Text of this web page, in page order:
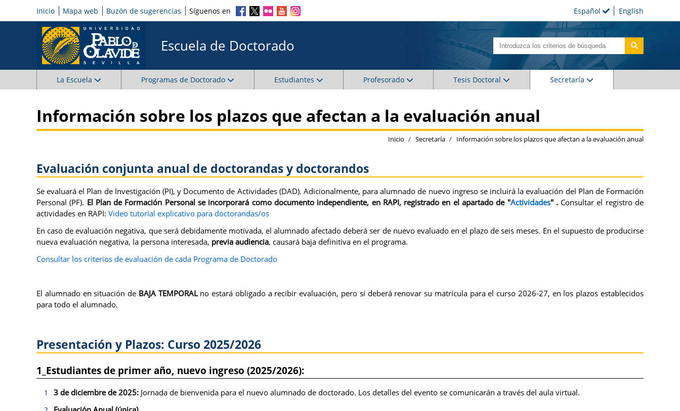
Inicio Mapa web Buzón de sugerencias Síguenos en English
Español
Escuela de Doctorado
La Escuela Programas de Doctorado Estudiantes Profesorado Tesis Doctoral Secretaría
Información sobre los plazos que afectan a la evaluación anual
Inicio Secretaría Información sobre los plazos que afectan a la evaluación anual
Evaluación conjunta anual de doctorandas y doctorandos
Se evaluará el Plan de Investigación (PI), y Documento de Actividades (DAD). Adicionalmente, para alumnado de nuevo ingreso se incluirá la evaluación del Plan de Formación
Personal (PF). El Plan de Formación Personal se incorporará como documento independiente, en RAPI, registrado en el apartado de "Actividades" . Consultar el registro de
actividades en RAPI: Video tutorial explicativo para doctorandas/os
En caso de evaluación negativa, que será debidamente motivada, el alumnado afectado deberá ser de nuevo evaluado en el plazo de seis meses. En el supuesto de producirse
nueva evaluación negativa, la persona interesada, previa audiencia, causará baja definitiva en el programa.
Consultar los criterios de evaluación de cada Programa de Doctorado
El alumnado en situación de BAJA TEMPORALno estará obligado a recibir evaluación, pero sí deberá renovar su matrícula para el curso 2026-27, en los plazos establecidos
para todo el alumnado.
Presentación y Plazos: Curso 2025/2026
1_Estudiantes de primer año, nuevo ingreso (2025/2026):
3 de diciembre de 2025: Jornada de bienvenida para el nuevo alumnado de doctorado. Los detalles del evento se comunicarán a través del aula virtual.